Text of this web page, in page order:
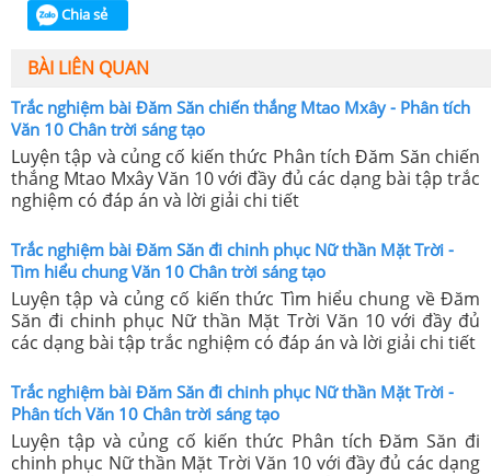
Chia sẻ
BÀI LIÊN QUAN
Trắc nghiệm bài Đăm Săn chiến thắng Mtao Mxây - Phân tích
Văn 10 Chân trời sáng tạo
Luyện tập và củng cố kiến thức Phân tích Đăm Săn chiến
thắng Mtao Mxây Văn 10 với đầy đủ các dạng bài tập trắc
nghiệm có đáp án và lời giải chi tiết
Trắc nghiệm bài Đăm Săn đi chinh phục Nữ thần Mặt Trời -
Tìm hiểu chung Văn 10 Chân trời sáng tạo
Luyện tập và củng cố kiến thức Tìm hiểu chung về Đăm
Săn đi chinh phục Nữ thần Mặt Trời Văn 10 với đầy đủ
các dạng bài tập trắc nghiệm có đáp án và lời giải chi tiết
Trắc nghiệm bài Đăm Săn đi chinh phục Nữ thần Mặt Trời -
Phân tích Văn 10 Chân trời sáng tạo
Luyện tập và củng cố kiến thức Phân tích Đăm Săn đi
chinh phục Nữ thần Mặt Trời Văn 10 với đầy đủ các dạng